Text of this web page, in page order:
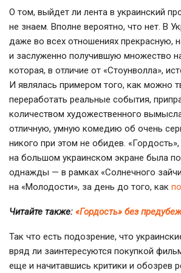
О том, выйдет ли лента в украинский
не знаем. Вполне вероятно, что нет. В
даже во всех отношениях прекрасную,
и заслуженно получившую множество
которая, в отличие от «Стоунволла»,
И являлась примером того, как можно
переработать реальные события,
количеством художественного
отличную, умную комедию об очень
никого при этом не обидев.
на большом украинском экране была
однажды — в рамках «Солнечного
на «Молодости», за день до того, как
Читайте также: «Гордость» без
Так что есть подозрение, что
вряд ли заинтересуются покупкой
еще и начитавшись критики и обозрев